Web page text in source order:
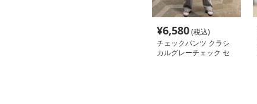
¥6,580(税込)
チェックパンツ クラシ
カルグレーチェック セ